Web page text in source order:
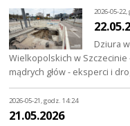
2026-05-
Dziura
Wielkopolskich w
mądrych głów - eksperci i
2026-05-21, godz. 14:24
21.05.2026